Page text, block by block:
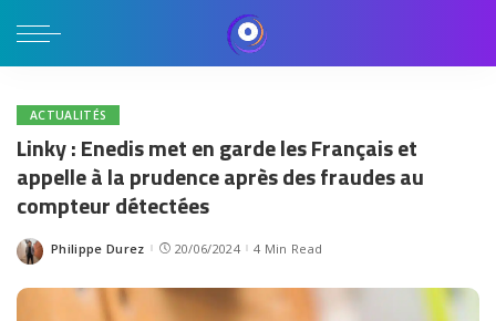
ACTUALITÉS
Linky : Enedis met en garde les Français et
appelle à la prudence après des fraudes au
compteur détectées
Posted
Philippe Durez 20/06/2024 4 Min Read